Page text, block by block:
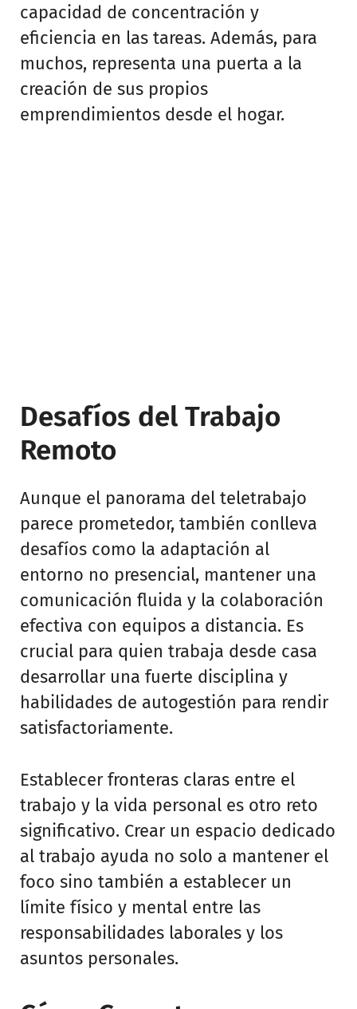
capacidad de concentración y
eficiencia en las tareas. Además, para
muchos, representa una puerta a la
creación de sus propios
emprendimientos desde el hogar.
Desafíos del Trabajo
Remoto
Aunque el panorama del teletrabajo
parece prometedor, también conlleva
desafíos como la adaptación al
entorno no presencial, mantener una
comunicación fluida y la colaboración
efectiva con equipos a distancia. Es
crucial para quien trabaja desde casa
desarrollar una fuerte disciplina y
habilidades de autogestión para rendir
satisfactoriamente.
Establecer fronteras claras entre el
trabajo y la vida personal es otro reto
significativo. Crear un espacio dedicado
al trabajo ayuda no solo a mantener el
foco sino también a establecer un
límite físico y mental entre las
responsabilidades laborales y los
asuntos personales.